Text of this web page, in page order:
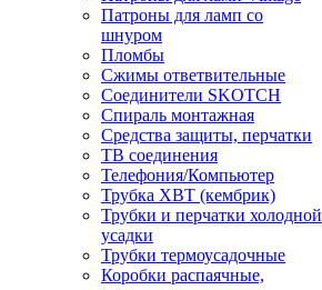
Патроны для ламп со
шнуром
Пломбы
Сжимы ответвительные
Соединители SKOTCH
Спираль монтажная
Средства защиты, перчатки
ТВ соединения
Телефония/Компьютер
Трубка ХВТ (кембрик)
Трубки и перчатки холодной
усадки
Трубки термоусадочные
Коробки распаячные,